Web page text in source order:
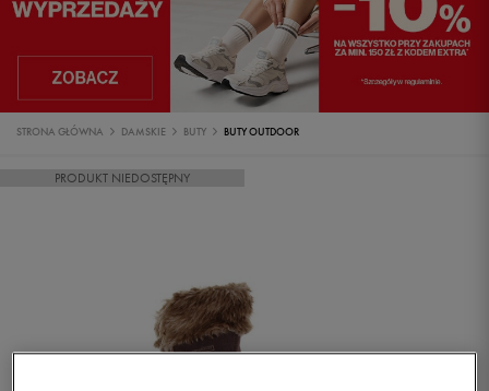
STRONA GŁÓWNA DAMSKIE BUTY BUTY OUTDOOR
PRODUKT NIEDOSTĘPNY